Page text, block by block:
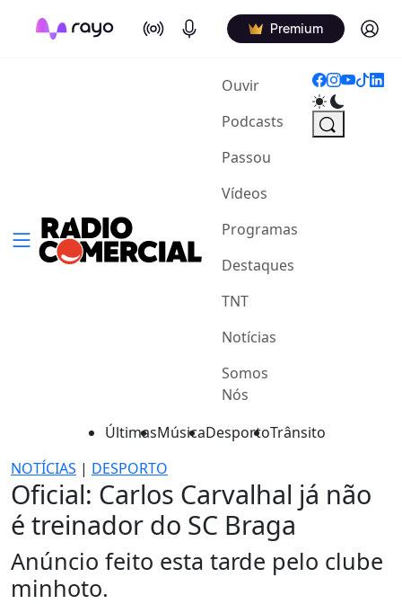
On Air Podcasts Premium Log in
Ouvir(current)
Podcasts
Passou
Vídeos
Programas
Destaques
TNT
Notícias
Somos
Nós
ÚltimasMúsicaDesportoTrânsito
NOTÍCIAS | DESPORTO
Oficial: Carlos Carvalhal já não
é treinador do SC Braga
Anúncio feito esta tarde pelo clube
minhoto.